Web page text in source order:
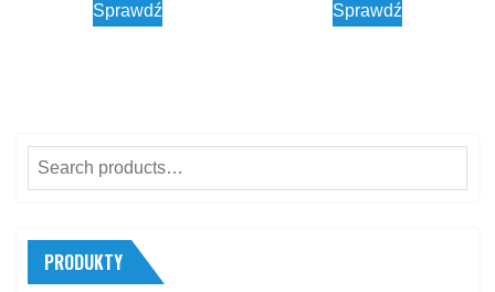
Sprawdź Sprawdź
Search
for:
PRODUKTY